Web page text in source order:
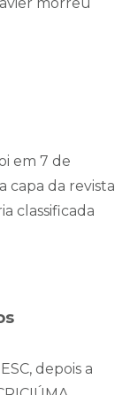
em 7 de
capa da revista
classificada
depois a